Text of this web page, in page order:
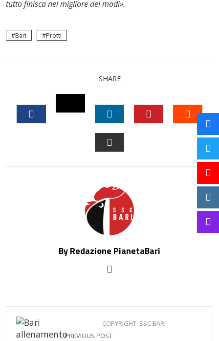
tutto finisca nel migliore dei modi».
Bari Protti
SHARE
TWITTER
LINKEDIN PINTEREST
By Redazione PianetaBari
COPYRIGHT: SSC BARI
PREVIOUS POST